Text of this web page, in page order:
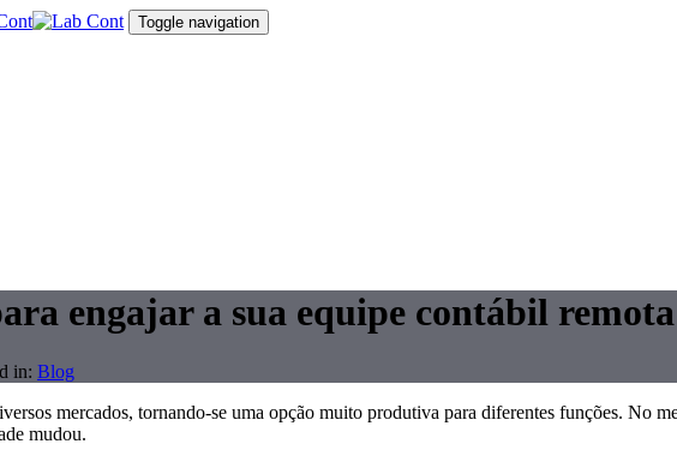
Toggle navigation
engajar a sua equipe contábil remota
in: Blog
mercados, tornando-se uma opção muito produtiva para diferentes funções. No
mudou.